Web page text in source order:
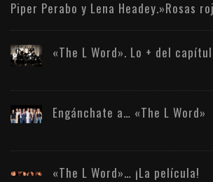
Piper Perabo y Lena Headey.»Rosas
«The L Word». Lo + del
Engánchate a… «The L Word»
«The L Word»… ¡La película!